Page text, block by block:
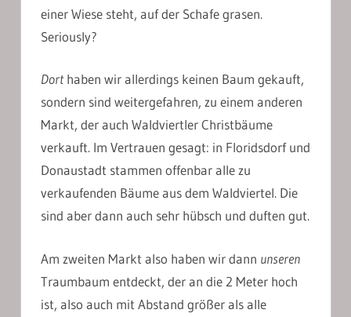
einer Wiese steht, auf der Schafe grasen.
Seriously?
Dorthaben wir allerdings keinen Baum gekauft,
sondern sind weitergefahren, zu einem anderen
Markt, der auch Waldviertler Christbäume
verkauft. Im Vertrauen gesagt: in Floridsdorf und
Donaustadt stammen offenbar alle zu
verkaufenden Bäume aus dem Waldviertel. Die
sind aber dann auch sehr hübsch und duften gut.
Am zweiten Markt also haben wir dann unseren
Traumbaum entdeckt, der an die 2 Meter hoch
ist, also auch mit Abstand größer als alle